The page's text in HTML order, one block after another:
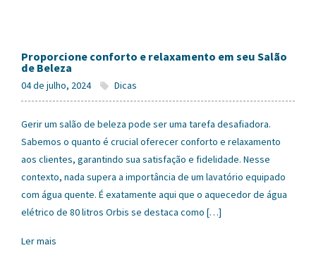
Proporcione conforto e relaxamento em seu Salão
de Beleza
04 de julho, 2024 Dicas
Gerir um salão de beleza pode ser uma tarefa desafiadora.
Sabemos o quanto é crucial oferecer conforto e relaxamento
aos clientes, garantindo sua satisfação e fidelidade. Nesse
contexto, nada supera a importância de um lavatório equipado
com água quente. É exatamente aqui que o aquecedor de água
elétrico de 80 litros Orbis se destaca como […]
Ler mais